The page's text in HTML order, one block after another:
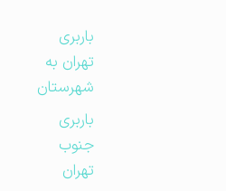
باربری
تهران به
شهرستان
باربری
جنوب
تهران